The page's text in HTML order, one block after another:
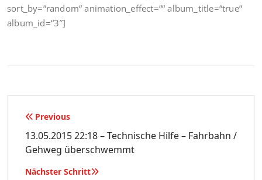
sort_by=“random“ animation_effect=““ album_title=“true“
album_id=“3″]
Beitragsnavigation
Previous
13.05.2015 22:18 – Technische Hilfe – Fahrbahn /
Gehweg überschwemmt
Nächster Schritt